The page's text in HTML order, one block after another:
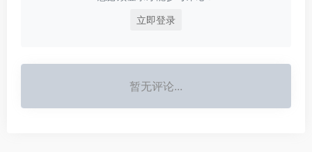
立即登录
暂无评论...